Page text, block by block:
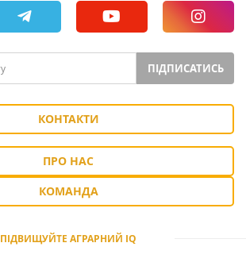
ПІДПИСАТИСЬ
КОНТАКТИ
ПРО НАС
КОМАНДА
ПІДВИЩУЙТЕ АГРАРНИЙ IQ